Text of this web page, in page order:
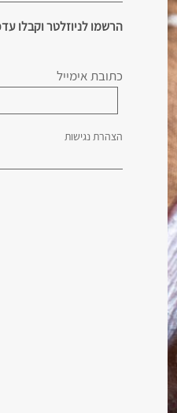
הרשמו לניוזלטר וקבלו
כתובת אימייל
הצהרת נגישות